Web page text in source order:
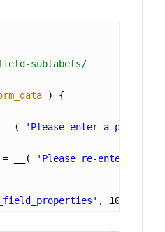
field-sublabels/
) {
'Please enter a
__( 'Please re-enter that
, 10, 3 );